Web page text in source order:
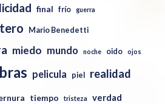
final frío guerra
Mario Benedetti
miedo mundo noche oido ojos
pelicula piel realidad
tiempo tristeza verdad